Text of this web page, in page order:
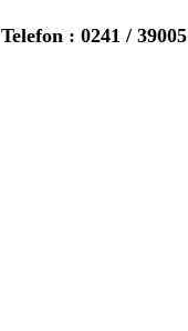
Telefon : 0241 / 39005